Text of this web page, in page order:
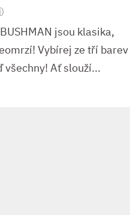
)
jsou klasika,
Vybírej ze tří barev
všechny! Ať slouží...